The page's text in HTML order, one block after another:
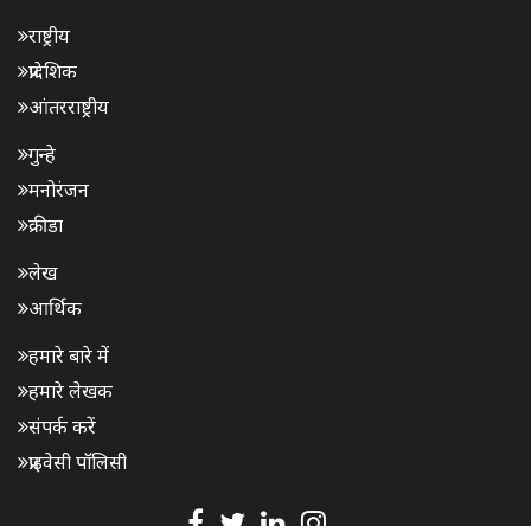
राष्ट्रीय
प्रादेशिक
आंतरराष्ट्रीय
गुन्हे
मनोरंजन
क्रीडा
लेख
आर्थिक
हमारे बारे में
हमारे लेखक
संपर्क करें
प्राइवेसी पॉलिसी